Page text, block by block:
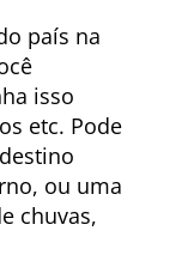
país na
isso
etc. Pode
ou uma
chuvas,